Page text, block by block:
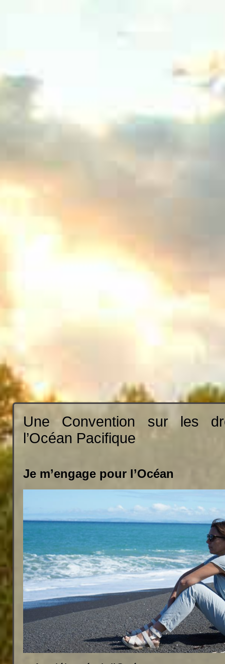
Une Convention sur les
l’Océan Pacifique
Je m’engage pour l’Océan